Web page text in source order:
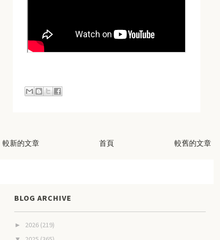
較新的文章 較舊的文章
首頁
BLOG ARCHIVE
► 2026 (219)